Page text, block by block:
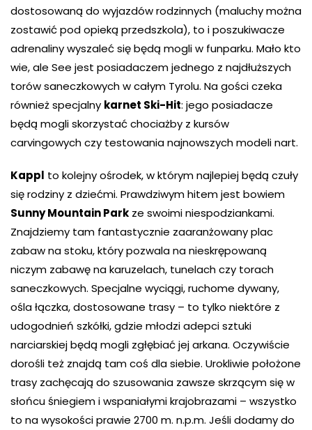
dostosowaną do wyjazdów rodzinnych (maluchy można
zostawić pod opieką przedszkola), to i poszukiwacze
adrenaliny wyszaleć się będą mogli w funparku. Mało kto
wie, ale See jest posiadaczem jednego z najdłuższych
torów saneczkowych w całym Tyrolu. Na gości czeka
również specjalny karnet Ski-Hit: jego posiadacze
będą mogli skorzystać chociażby z kursów
carvingowych czy testowania najnowszych modeli nart.
Kappl to kolejny ośrodek, w którym najlepiej będą czuły
się rodziny z dziećmi. Prawdziwym hitem jest bowiem
Sunny Mountain Park ze swoimi niespodziankami.
Znajdziemy tam fantastycznie zaaranżowany plac
zabaw na stoku, który pozwala na nieskrępowaną
niczym zabawę na karuzelach, tunelach czy torach
saneczkowych. Specjalne wyciągi, ruchome dywany,
ośla łączka, dostosowane trasy – to tylko niektóre z
udogodnień szkółki, gdzie młodzi adepci sztuki
narciarskiej będą mogli zgłębiać jej arkana. Oczywiście
dorośli też znajdą tam coś dla siebie. Urokliwie położone
trasy zachęcają do szusowania zawsze skrzącym się w
słońcu śniegiem i wspaniałymi krajobrazami – wszystko
to na wysokości prawie 2700 m. n.p.m. Jeśli dodamy do